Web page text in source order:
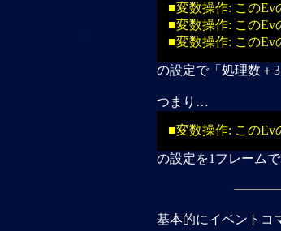
■変数操作: このEv
■変数操作: このEv
■変数操作: このEv
の設定で「処理数＋3
つまり…
■変数操作: このEv
の設定を1フレーム
基本的にイベントコ